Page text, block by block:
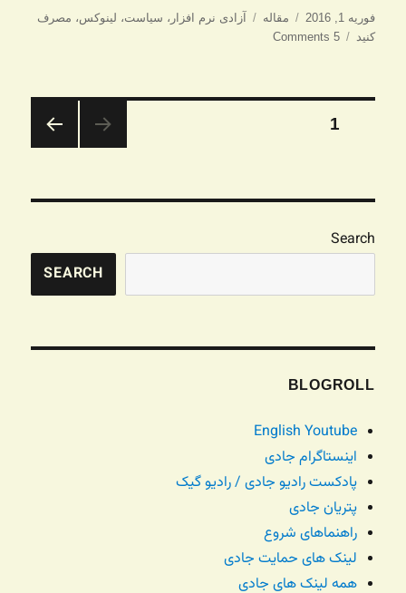
ارسال
شده
فوریه 1, 2016 دسته‌ها
مقاله برچسب‌ها
آزادی نرم افزار ، سیاست، لینوکس، مصرف
کنید
5 Comments
صفحه‌بندی
1
Search
SEARCH
BLOGROLL
English Youtube
اینستاگرام جادی
پادکست رادیو جادی / رادیو گیک
پتریان جادی
راهنماهای شروع
لینک های حمایت جادی
همه لینک های جادی